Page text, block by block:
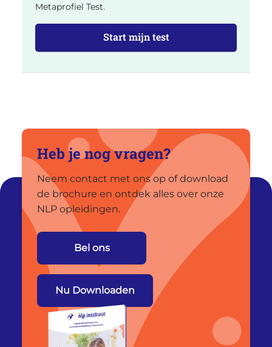
Metaprofiel Test.
Start mijn test
Heb je nog vragen?
Neem contact met ons op of download
de brochure en ontdek alles over onze
NLP opleidingen.
Bel ons
Nu Downloaden